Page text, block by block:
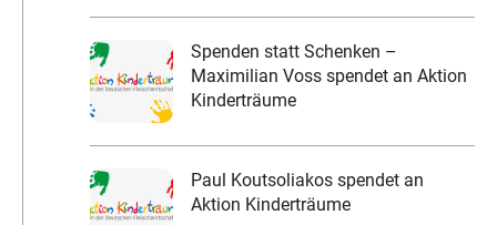
Spenden statt Schenken –
Maximilian Voss spendet an Aktion
Kinderträume
Paul Koutsoliakos spendet an
Aktion Kinderträume